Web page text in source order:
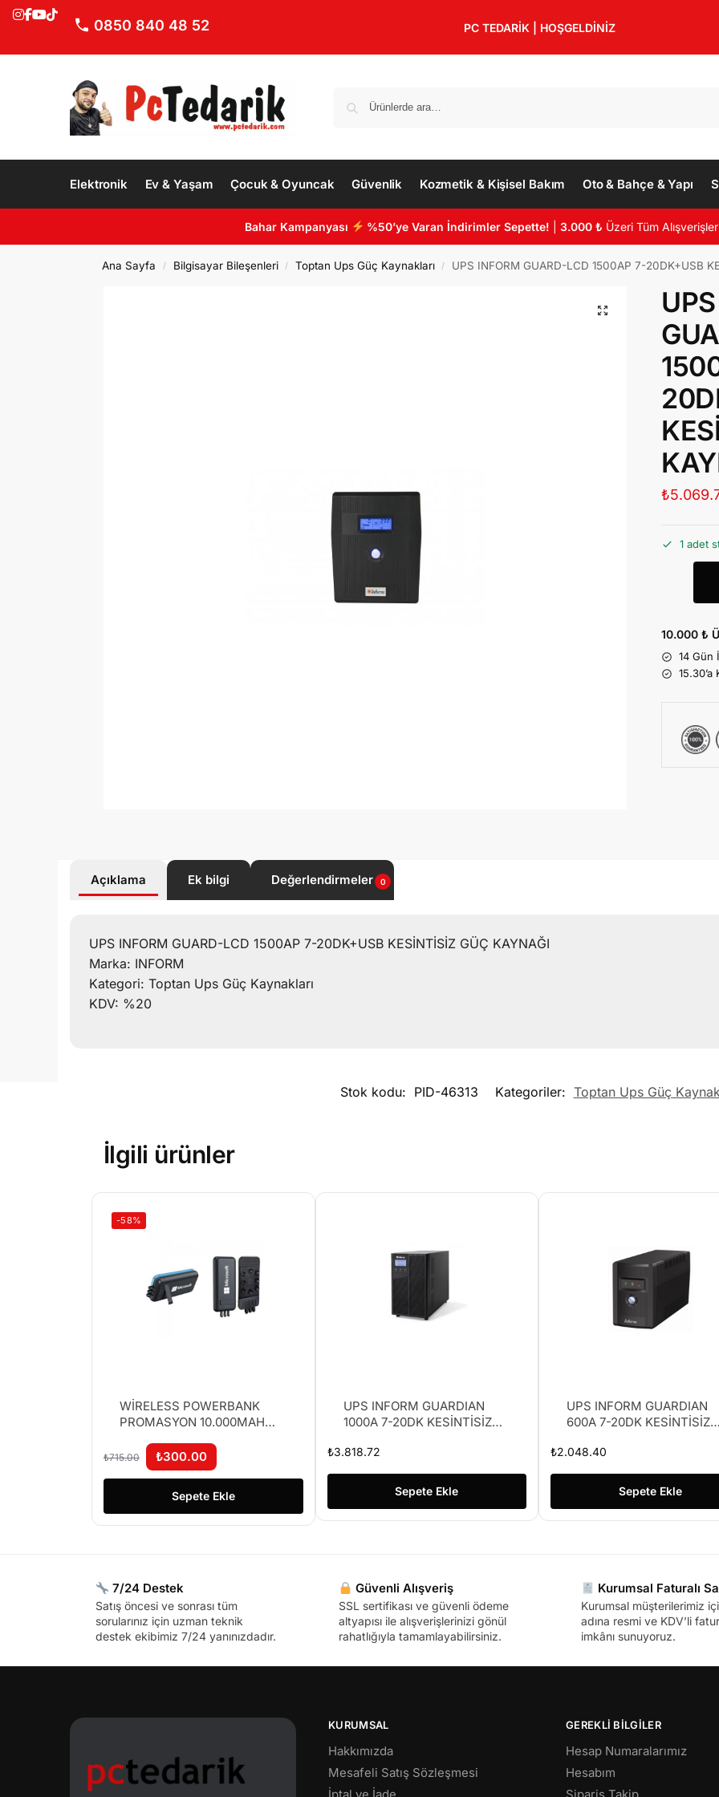
0850 840 48 52 PC TEDARİK | HOŞGELDİNİZ
Elektronik Ev & Yaşam Çocuk & Oyuncak Güvenlik Kozmetik & Kişisel Bakım Oto & Bahçe & Yapı
Bahar Kampanyası %50’ye Varan İndirimler Sepette! |3.000 ₺ Üzeri Tüm
Ana Sayfa / Bilgisayar Bileşenleri / Toptan Ups Güç Kaynakları / UPS INFORM GUARD-LCD 1500AP 7-20DK+USB
₺
1 adet
10.000 ₺
14 Gün
Açıklama Ek bilgi Değerlendirmeler 0
UPS INFORM GUARD-LCD 1500AP 7-20DK+USB KESİNTİSİZ GÜÇ KAYNAĞI
Marka: INFORM
Kategori: Toptan Ups Güç Kaynakları
KDV: %20
Stok kodu: PID-46313 Kategoriler: Toptan Ups Güç
İlgili ürünler
-58%
WİRELESS POWERBANK
PROMASYON 10.000MAH
₺715.00 ₺300.00
Sepete Ekle
UPS INFORM GUARDIAN
1000A 7-20DK KESİNTİSİZ
₺3.818.72
Sepete Ekle
UPS INFORM GUARDIAN
600A 7-20DK KESİNTİSİZ
₺2.048.40
Sepete Ekle
7/24 Destek
Satış öncesi ve sonrası tüm
sorularınız için uzman teknik
destek ekibimiz 7/24 yanınızdadır.
Güvenli Alışveriş
SSL sertifikası ve güvenli ödeme
altyapısı ile alışverişlerinizi gönül
rahatlığıyla tamamlayabilirsiniz.
Kurumsal Faturalı
Kurumsal müşterilerimiz
adına resmi ve KDV’li
imkânı sunuyoruz.
KURUMSAL
Hakkımızda
Mesafeli Satış Sözleşmesi
GEREKLİ BİLGİLER
Hesap Numaralarımız
Hesabım